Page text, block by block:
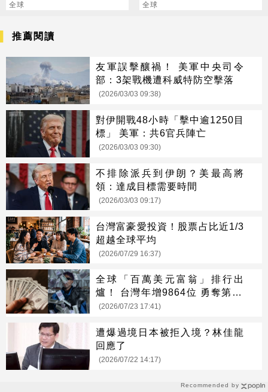
全球 全球
Recommended by
推薦閱讀
友軍誤擊釀禍！ 美軍中央司令
部：3架戰機遭科威特防空擊落
(2026/03/03 09:38)
對伊開戰48小時「擊中逾1250目
標」 美軍：共6官兵陣亡
(2026/03/03 09:30)
不排除派兵到伊朗？美最高將
領：達成目標需要時間
(2026/03/03 09:17)
台灣富豪愛投資！股票占比近1/3
超越全球平均
(2026/07/29 16:37)
全球「百萬美元富翁」排行出
爐！ 台灣年增9864位 勇奪第13
名
(2026/07/23 17:41)
遭爆過境日本被拒入境？林佳龍
回應了
(2026/07/22 14:17)